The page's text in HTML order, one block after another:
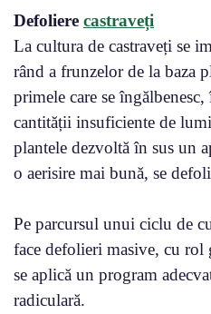
Defoliere castraveți
La cultura de castraveți se
rând a frunzelor de la baza
primele care se
cantității insuficiente de
plantele dezvoltă în sus un
o aerisire mai bună, se
Pe parcursul unui ciclu de
face defolieri masive, cu rol
se aplică un program
radiculară.